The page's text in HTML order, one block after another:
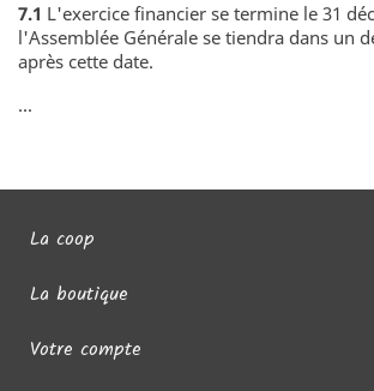
7.1 L'exercice financier se termine le 31
l'Assemblée Générale se tiendra dans un
après cette date.
...
La coop
La boutique
Votre compte